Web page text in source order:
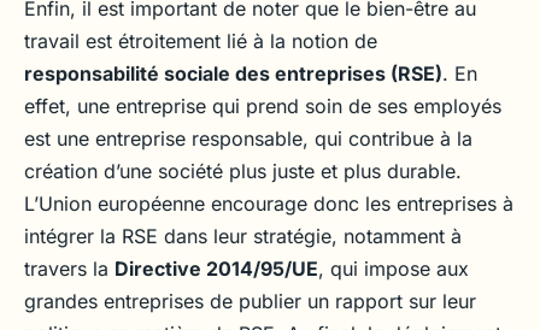
Enfin, il est important de noter que le bien-être au
travail est étroitement lié à la notion de
responsabilité sociale des entreprises (RSE). En
effet, une entreprise qui prend soin de ses employés
est une entreprise responsable, qui contribue à la
création d’une société plus juste et plus durable.
L’Union européenne encourage donc les entreprises à
intégrer la RSE dans leur stratégie, notamment à
travers la Directive 2014/95/UE, qui impose aux
grandes entreprises de publier un rapport sur leur